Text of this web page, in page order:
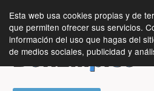
Esta web usa cookies propias y de
que permiten ofrecer sus servicios.
información del uso que hagas del
de medios sociales, publicidad y